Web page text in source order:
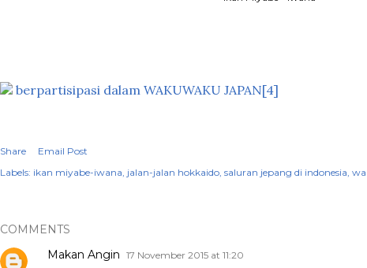
berpartisipasi dalam WAKUWAKU JAPAN[4]
Share
Email Post
Labels: ikan miyabe-iwana jalan-jalan hokkaido saluran jepang di indonesia
COMMENTS
Makan Angin 17 November 2015 at 11:20